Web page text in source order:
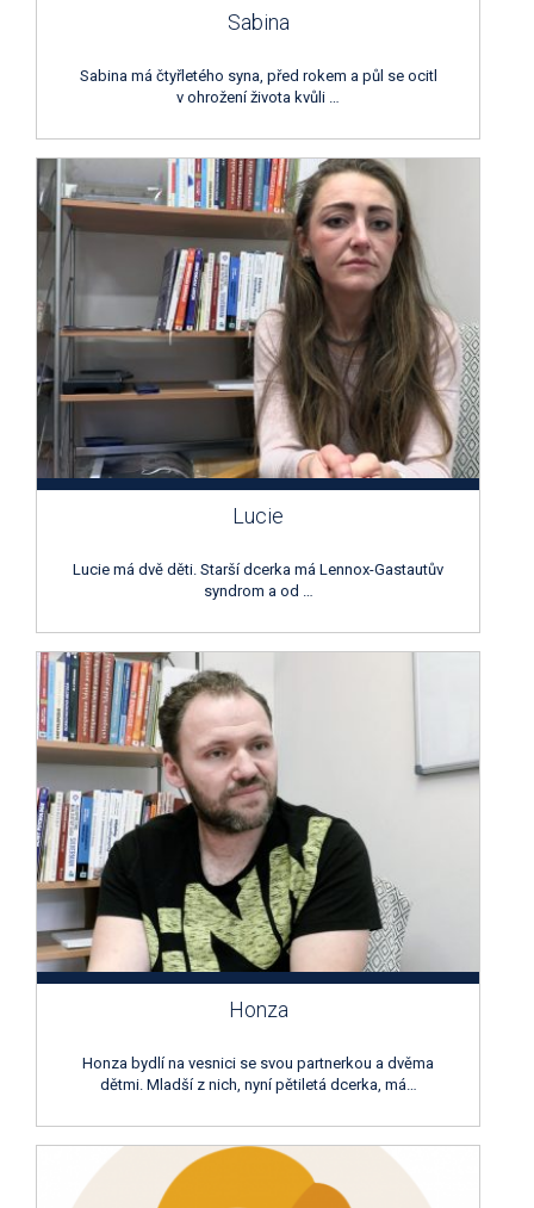
Sabina
Sabina má čtyřletého syna, před rokem a půl se ocitl
v ohrožení života kvůli …
Lucie
Lucie má dvě děti. Starší dcerka má Lennox-Gastautův
syndrom a od …
Honza
Honza bydlí na vesnici se svou partnerkou a dvěma
dětmi. Mladší z nich, nyní pětiletá dcerka, má…